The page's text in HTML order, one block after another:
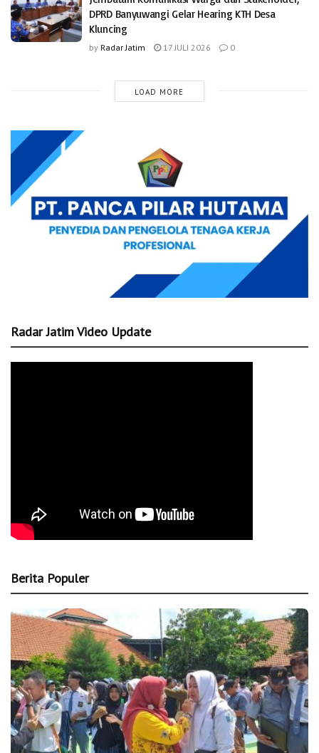
DPRD Banyuwangi Gelar Hearing KTH Desa
Kluncing
by Radar Jatim 17 JULI 2026 0
LOAD MORE
Radar Jatim Video Update
Berita Populer